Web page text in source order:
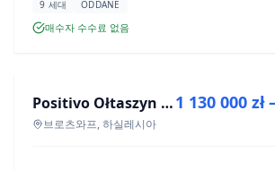
9 세대 ODDANE
매수자 수수료 없음
신규 분양 Positivo Ołtaszyn - mieszkania wykończone pod klucz
브로츠와프, 하실레시아
1 130 000 zł